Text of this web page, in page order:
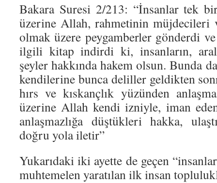
Bakara Suresi 2/213: “İnsanlar tek
üzerine Allah, rahmetinin müjdecileri
olmak üzere peygamberler gönderdi
ilgili kitap indirdi ki, insanların,
şeyler hakkında hakem olsun. Bunda
kendilerine bunca deliller geldikten
hırs ve kıskançlık yüzünden
üzerine Allah kendi izniyle, iman
anlaşmazlığa düştükleri hakka,
doğru yola iletir”
Yukarıdaki iki ayette de geçen
muhtemelen yaratılan ilk insan